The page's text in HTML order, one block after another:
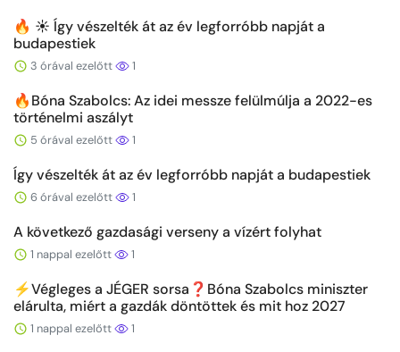
🔥 ☀️ Így vészelték át az év legforróbb napját a
budapestiek
3 órával ezelőtt 1
🔥Bóna Szabolcs: Az idei messze felülmúlja a 2022-es
történelmi aszályt
5 órával ezelőtt 1
Így vészelték át az év legforróbb napját a budapestiek
6 órával ezelőtt 1
A következő gazdasági verseny a vízért folyhat
1 nappal ezelőtt 1
⚡️Végleges a JÉGER sorsa❓Bóna Szabolcs miniszter
elárulta, miért a gazdák döntöttek és mit hoz 2027
1 nappal ezelőtt 1